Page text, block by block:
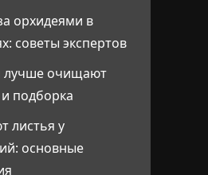
орхидеями в
советы экспертов
лучше очищают
подборка
листья у
основные